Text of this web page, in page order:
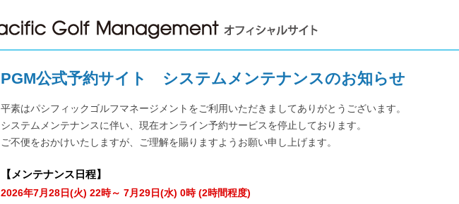
PGM公式予約サイト システムメンテナンスのお知らせ
平素はパシフィックゴルフマネージメントをご利用いただきましてありがとうございます。
システムメンテナンスに伴い、現在オンライン予約サービスを停止しております。
ご不便をおかけいたしますが、ご理解を賜りますようお願い申し上げます。
【 メンテナンス日程】
2026年7月28日(火) 22時～ 7月29日(水) 0時(2時間程度)